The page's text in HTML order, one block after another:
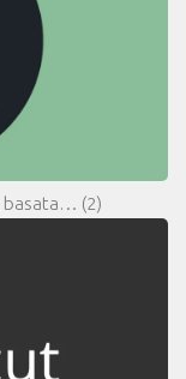
basata… (2)